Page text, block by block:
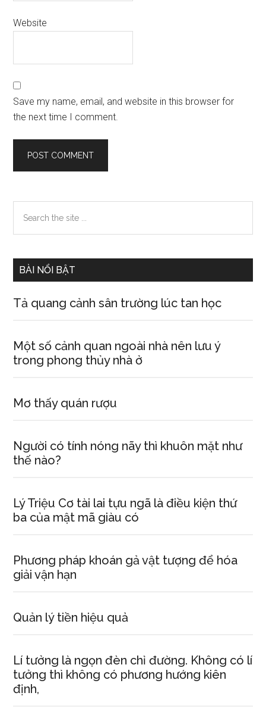
Website
Save my name, email, and website in this browser for
the next time I comment.
Primary
Sidebar
the
BÀI NỔI BẬT
Tả quang cảnh sân trường lúc tan học
Một số cảnh quan ngoài nhà nên lưu ý
trong phong thủy nhà ở
Mơ thấy quán rượu
Người có tính nóng nãy thì khuôn mặt như
thế nào?
Lý Triệu Cơ tài lai tựu ngã là điều kiện thứ
ba của mật mã giàu có
Phương pháp khoán gả vật tượng để hóa
giải vận hạn
Quản lý tiền hiệu quả
Lí tưởng là ngọn đèn chỉ đường. Không có lí
tưởng thì không có phương hướng kiên
định,